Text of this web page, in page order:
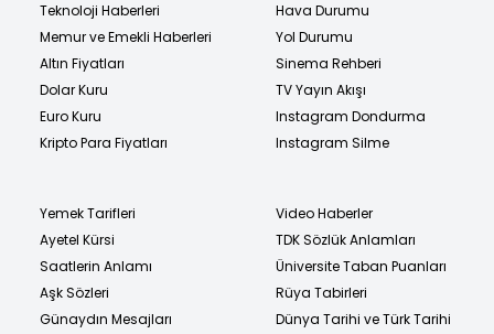
Teknoloji Haberleri
Memur ve Emekli Haberleri
Altın Fiyatları
Dolar Kuru
Euro Kuru
Kripto Para Fiyatları
Hava Durumu
Yol Durumu
Sinema Rehberi
TV Yayın Akışı
Instagram Dondurma
Instagram Silme
Yemek Tarifleri
Ayetel Kürsi
Saatlerin Anlamı
Aşk Sözleri
Günaydın Mesajları
Video Haberler
TDK Sözlük Anlamları
Üniversite Taban Puanları
Rüya Tabirleri
Dünya Tarihi ve Türk Tarihi